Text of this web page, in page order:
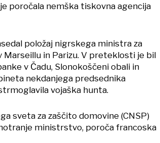
poročala nemška tiskovna agencija
položaj nigrskega ministra za
in Parizu. V preteklosti je bil
v Čadu, Slonokoščeni obali in
nekdanjega predsednika
vojaška hunta.
sveta za zaščito domovine (CNSP)
ministrstvo, poroča francoska